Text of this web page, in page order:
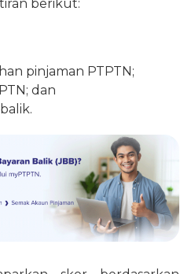
berikut:
pinjaman PTPTN;
dan